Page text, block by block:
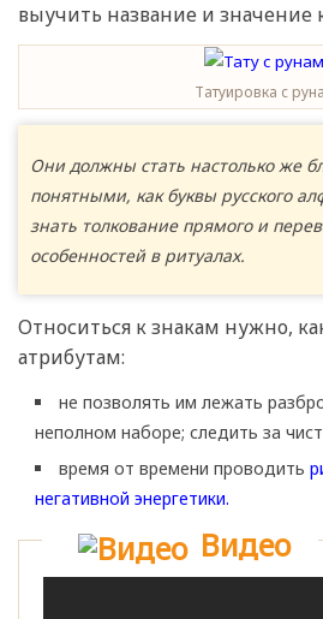
выучить название и значение
Татуировка с
Они должны стать настолько же
понятными, как буквы русского
знать толкование прямого и
особенностей в ритуалах.
Относиться к знакам нужно,
атрибутам:
не позволять им лежать
неполном наборе; следить за
время от времени проводить
негативной энергетики.
Видео